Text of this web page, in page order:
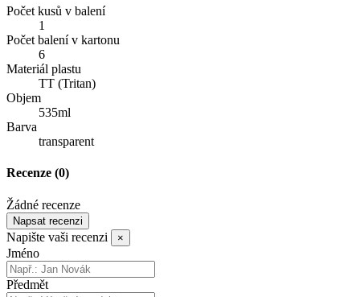
Počet kusů v balení
1
Počet balení v kartonu
6
Materiál plastu
TT (Tritan)
Objem
535ml
Barva
transparent
Recenze (0)
Žádné recenze
Napsat recenzi
Napište vaši recenzi ×
Jméno
Předmět